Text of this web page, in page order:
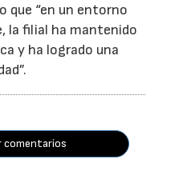
que “en un entorno
la filial ha mantenido
y ha logrado una
comentarios